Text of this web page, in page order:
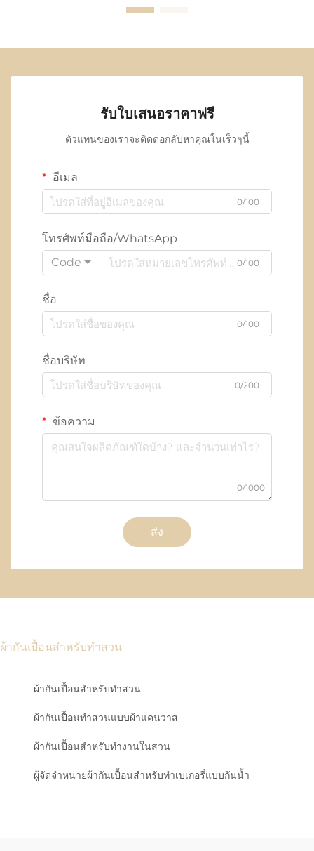
รับใบเสนอราคาฟรี
ตัวแทนของเราจะติดต่อกลับหาคุณในเร็วๆนี้
อีเมล
0/100
โทรศัพท์มือถือ/WhatsApp
Code
0/100
ชื่อ
0/100
ชื่อบริษัท
0/200
ข้อความ
0/1000
ส่ง
ผ้ากันเปื้อนสำหรับทำสวน
ผ้ากันเปื้อนสำหรับทำสวน
ผ้ากันเปื้อนทำสวนแบบผ้าแคนวาส
ผ้ากันเปื้อนสำหรับทำงานในสวน
ผู้จัดจำหน่ายผ้ากันเปื้อนสำหรับทำเบเกอรี่แบบกันน้ำ